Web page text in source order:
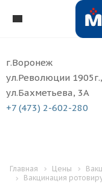
г.Воронеж
ул.Революции
ул.Бахметьева, 3А
+7 (473) 2-602-280
Главная Цены
Вакцинация